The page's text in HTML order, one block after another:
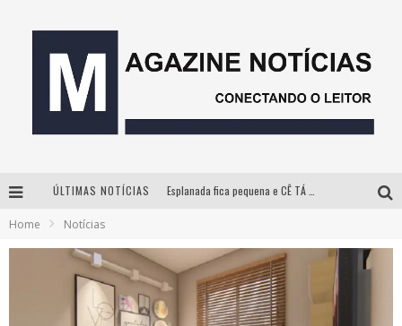
ÚLTIMAS NOTÍCIAS
Com ingressos esgotados desde junho, Churrasquinho Menos é Mais agita BH na próxima semana
Home Notícias